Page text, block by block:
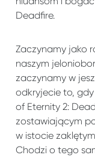
Deadfire.
Zaczynamy jako
naszym
zaczynamy w
odkryjecie to,
of Eternity 2:
zostawiającym
w istocie
Chodzi o tego